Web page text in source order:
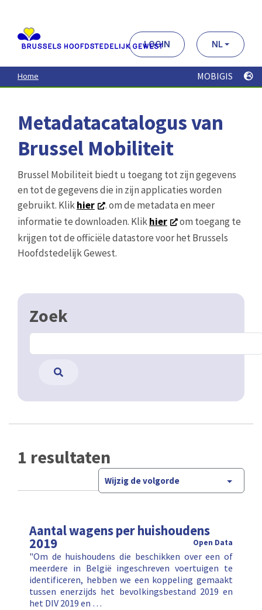
contenu
principal
LOGIN NL
Home MOBIGIS
Metadatacatalogus van
Brussel Mobiliteit
Brussel Mobiliteit biedt u toegang tot zijn gegevens
en tot de gegevens die in zijn applicaties worden
gebruikt. Klikhier
. om de metadata en meer
informatie te downloaden. Klikhier
om toegang te
krijgen tot de officiële datastore voor het Brussels
Hoofdstedelijk Gewest.
Zoek
1 resultaten
Wijzig de volgorde
Aantal wagens per huishoudens
2019 Open Data
"Om de huishoudens die beschikken over een of
meerdere in België ingeschreven voertuigen te
identificeren, hebben we een koppeling gemaakt
tussen enerzijds het bevolkingsbestand 2019 en
het DIV 2019 en …